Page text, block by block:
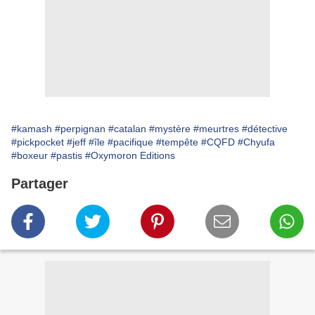
#kamash #perpignan #catalan #mystère #meurtres #détective
#pickpocket #jeff #île #pacifique #tempête #CQFD #Chyufa
#boxeur #pastis #Oxymoron Editions
Partager